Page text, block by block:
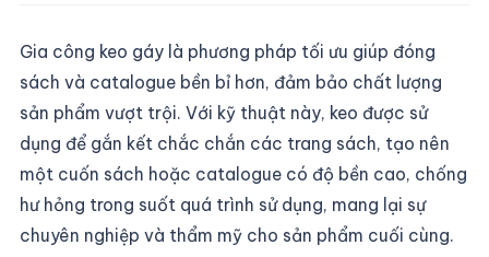
Gia công keo gáy là phương pháp tối ưu giúp đóng
sách và catalogue bền bỉ hơn, đảm bảo chất lượng
sản phẩm vượt trội. Với kỹ thuật này, keo được sử
dụng để gắn kết chắc chắn các trang sách, tạo nên
một cuốn sách hoặc catalogue có độ bền cao, chống
hư hỏng trong suốt quá trình sử dụng, mang lại sự
chuyên nghiệp và thẩm mỹ cho sản phẩm cuối cùng.